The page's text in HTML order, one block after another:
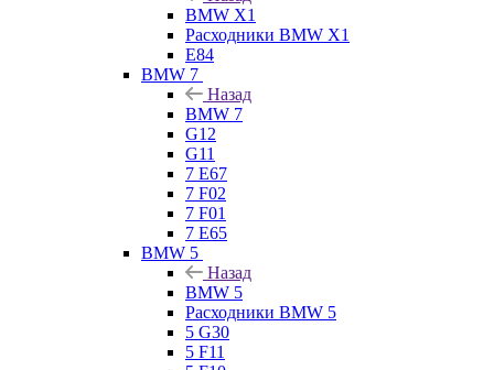
BMW X1
Расходники BMW X1
E84
BMW 7
Назад
BMW 7
G12
G11
7 Е67
7 F02
7 F01
7 E65
BMW 5
Назад
BMW 5
Расходники BMW 5
5 G30
5 F11